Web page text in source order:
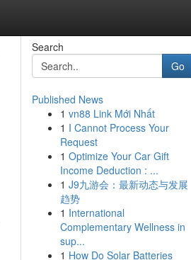
Search
Go
Published News
1 vn88 Link Mới Nhất
1 I Cannot Process Your
Request
1 Optimize Your Car Gift
Income Deduction : ...
1 J9九游会：最新动态与发展
趋势
1 International
Complementary Wellness in
sup...
1 How Do Solar Batteries